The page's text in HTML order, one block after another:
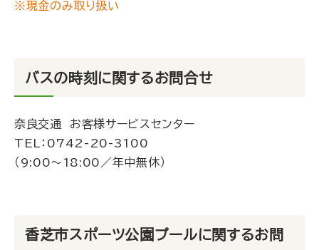
※現金のみ取り扱い
バスの時刻に関するお問合せ
奈良交通 お客様サービスセンター
TEL： 0742-20-3100
（9:00～18:00／年中無休）
香芝市スポーツ公園プールに関するお問